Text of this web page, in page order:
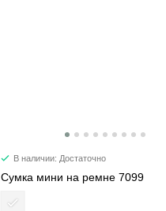
В наличии: Достаточно
Сумка мини на ремне 7099